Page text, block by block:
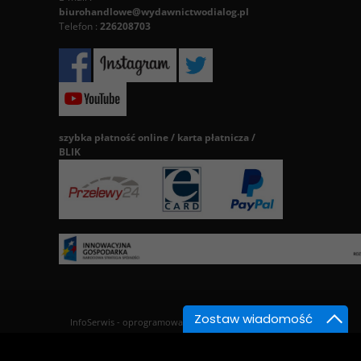
Zostaw wiadomość
biurohandlowe@wydawnictwodialog.pl
Telefon : 226208703
szybka płatność online / karta płatnicza /
BLIK
InfoSerwis - oprogramowanie sklepu BestSeller